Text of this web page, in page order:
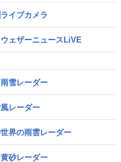
ライブカメラ
ウェザーニュースLiVE
雨雪レーダー
風レーダー
世界の雨雲レーダー
黄砂レーダー